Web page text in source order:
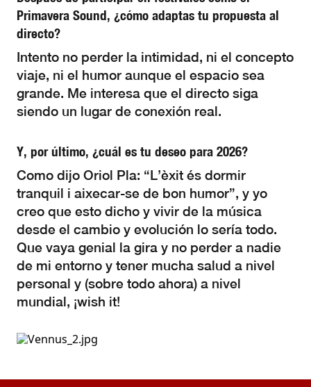
Primavera Sound, ¿cómo adaptas tu propuesta al
directo?
Intento no perder la intimidad, ni el concepto
viaje, ni el humor aunque el espacio sea
grande. Me interesa que el directo siga
siendo un lugar de conexión real.
Y, por último, ¿cuál es tu deseo para 2026?
Como dijo Oriol Pla: “L’èxit és dormir
tranquil i aixecar-se de bon humor”, y yo
creo que esto dicho y vivir de la música
desde el cambio y evolución lo sería todo.
Que vaya genial la gira y no perder a nadie
de mi entorno y tener mucha salud a nivel
personal y (sobre todo ahora) a nivel
mundial, ¡wish it!